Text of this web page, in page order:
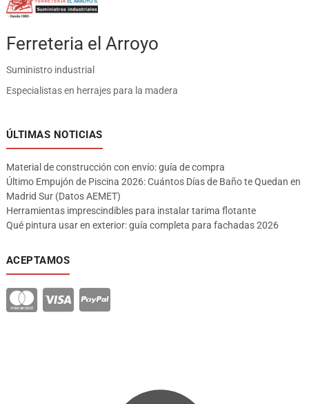
Ferreteria el Arroyo
Suministro industrial
Especialistas en herrajes para la madera
ÚLTIMAS NOTICIAS
Material de construcción con envío: guía de compra
Último Empujón de Piscina 2026: Cuántos Días de Baño te Quedan en
Madrid Sur (Datos AEMET)
Herramientas imprescindibles para instalar tarima flotante
Qué pintura usar en exterior: guía completa para fachadas 2026
ACEPTAMOS